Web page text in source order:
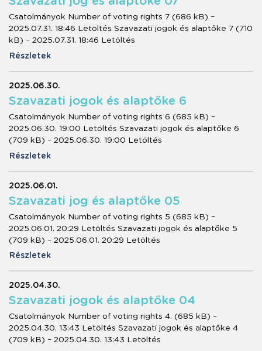
Csatolmányok Number of voting rights 7 (686 kB) –
2025.07.31. 18:46 Letöltés Szavazati jogok és alaptőke 7 (710
kB) – 2025.07.31. 18:46 Letöltés
Részletek
2025.06.30.
Szavazati jogok és alaptőke 6
Csatolmányok Number of voting rights 6 (685 kB) –
2025.06.30. 19:00 Letöltés Szavazati jogok és alaptőke 6
(709 kB) – 2025.06.30. 19:00 Letöltés
Részletek
2025.06.01.
Szavazati jog és alaptőke 05
Csatolmányok Number of voting rights 5 (685 kB) –
2025.06.01. 20:29 Letöltés Szavazati jogok és alaptőke 5
(709 kB) – 2025.06.01. 20:29 Letöltés
Részletek
2025.04.30.
Szavazati jogok és alaptőke 04
Csatolmányok Number of voting rights 4. (685 kB) –
2025.04.30. 13:43 Letöltés Szavazati jogok és alaptőke 4
(709 kB) – 2025.04.30. 13:43 Letöltés